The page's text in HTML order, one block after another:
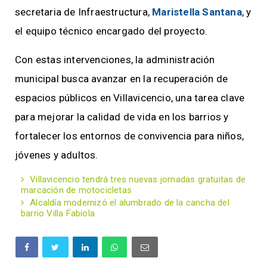
secretaria de Infraestructura, Maristella Santana, y
el equipo técnico encargado del proyecto.
Con estas intervenciones, la administración
municipal busca avanzar en la recuperación de
espacios públicos en Villavicencio, una tarea clave
para mejorar la calidad de vida en los barrios y
fortalecer los entornos de convivencia para niños,
jóvenes y adultos.
Villavicencio tendrá tres nuevas jornadas gratuitas de
marcación de motocicletas
Alcaldía modernizó el alumbrado de la cancha del
barrio Villa Fabiola